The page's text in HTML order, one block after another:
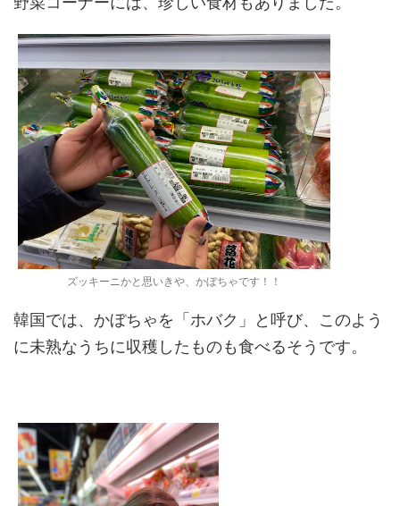
ズッキーニかと思いきや、かぼちゃです！！
韓国では、かぼちゃを「ホバク」と呼び、このよう
に未熟なうちに収穫したものも食べるそうです。